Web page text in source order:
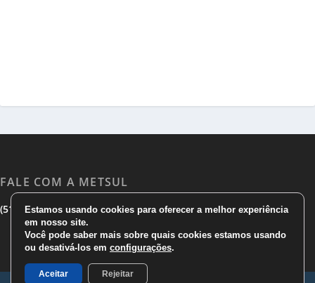
FALE COM A METSUL
(51) 3533 1983|(51)3785 7752|comercial@metsul.com
Estamos usando cookies para oferecer a melhor experiência
em nosso site.
Você pode saber mais sobre quais cookies estamos usando
ou desativá-los em configurações.
Aceitar Rejeitar